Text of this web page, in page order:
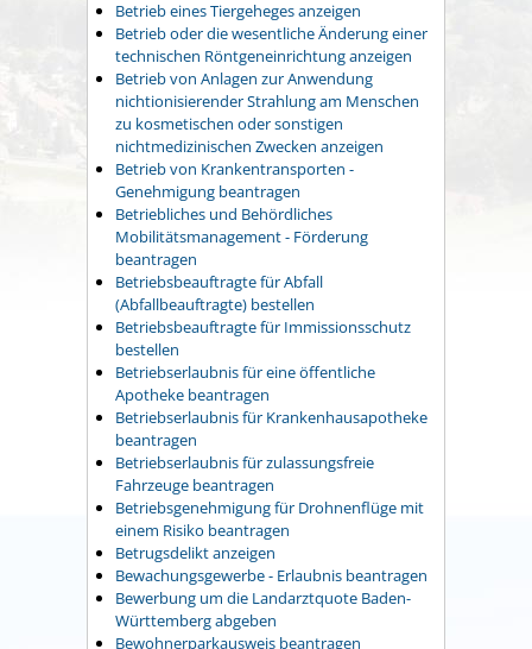
Betrieb eines Tiergeheges anzeigen
Betrieb oder die wesentliche Änderung einer
technischen Röntgeneinrichtung anzeigen
Betrieb von Anlagen zur Anwendung
nichtionisierender Strahlung am Menschen
zu kosmetischen oder sonstigen
nichtmedizinischen Zwecken anzeigen
Betrieb von Krankentransporten -
Genehmigung beantragen
Betriebliches und Behördliches
Mobilitätsmanagement - Förderung
beantragen
Betriebsbeauftragte für Abfall
(Abfallbeauftragte) bestellen
Betriebsbeauftragte für Immissionsschutz
bestellen
Betriebserlaubnis für eine öffentliche
Apotheke beantragen
Betriebserlaubnis für Krankenhausapotheke
beantragen
Betriebserlaubnis für zulassungsfreie
Fahrzeuge beantragen
Betriebsgenehmigung für Drohnenflüge mit
einem Risiko beantragen
Betrugsdelikt anzeigen
Bewachungsgewerbe - Erlaubnis beantragen
Bewerbung um die Landarztquote Baden-
Württemberg abgeben
Bewohnerparkausweis beantragen